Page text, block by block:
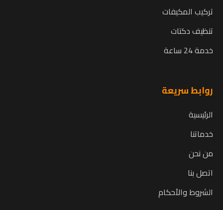
تركيب المكيفات
تنظيف دكتات
خدمة 24 ساعة
روابط سريعة
الرئيسية
خدماتنا
من نحن
اتصل بنا
الشروط والأحكام